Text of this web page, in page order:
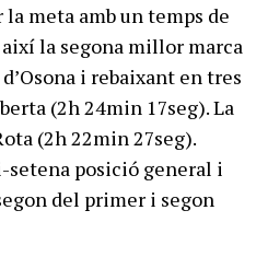
la meta amb un temps de
la segona millor marca
i rebaixant en tres
(2h 24min 17seg). La
(2h 22min 27seg).
setena posició general i
del primer i segon